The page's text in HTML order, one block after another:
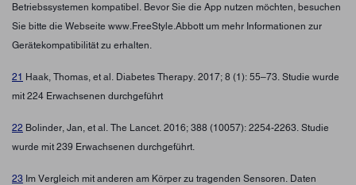
Betriebssystemen kompatibel. Bevor Sie die App nutzen möchten, besuchen
Sie bitte die Webseite www.FreeStyle.Abbott um mehr Informationen zur
Gerätekompatibilität zu erhalten.
21 Haak, Thomas, et al. Diabetes Therapy. 2017; 8 (1): 55–73. Studie wurde
mit 224 Erwachsenen durchgeführt
22 Bolinder, Jan, et al. The Lancet. 2016; 388 (10057): 2254-2263. Studie
wurde mit 239 Erwachsenen durchgeführt.
23 Im Vergleich mit anderen am Körper zu tragenden Sensoren. Daten